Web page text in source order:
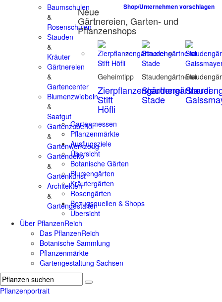
Baumschulen
&
Rosenschulen
Stauden
&
Kräuter
Gärtnereien
&
Gartencenter
Blumenzwiebeln
&
Saatgut
Gartenzubehör
&
Gartenwerkzeug
Gartendeko
&
Gartenkunst
Architekten
&
Gartengestalter
Shop/Unternehmen vorschlagen
Neue
Gärtnereien, Garten- und
Pflanzenshops
Geheimtipp
Zierpflanzengärtnerei
Stift
Höfli
Staudengärtnerei
Staudengärtnerei
Stade
Gartenmessen
Pflanzenmärkte
Ausflugsziele
Übersicht
Botanische Gärten
Blumengärten
Kräutergärten
Rosengärten
Bezugsquellen & Shops
Übersicht
Über PflanzenReich
Das PflanzenReich
Botanische Sammlung
Pflanzenmärkte
Gartengestaltung Sachsen
Pflanzenportrait